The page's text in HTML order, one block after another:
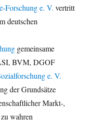
Forschung e. V. vertritt
deutschen
gemeinsame
BVM, DGOF
e. V.
der Grundsätze
Markt-,
wahren